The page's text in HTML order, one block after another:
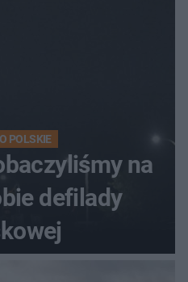
POLSKIE
na
defilady